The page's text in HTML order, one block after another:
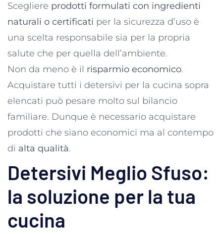
Scegliere prodotti formulati con ingredienti
naturali o certificati per la sicurezza d’uso è
una scelta responsabile sia per la propria
salute che per quella dell’ambiente.
Non da meno è il risparmio economico.
Acquistare tutti i detersivi per la cucina sopra
elencati può pesare molto sul bilancio
familiare. Dunque è necessario acquistare
prodotti che siano economici ma al contempo
di alta qualità.
Detersivi Meglio Sfuso:
la soluzione per la tua
cucina